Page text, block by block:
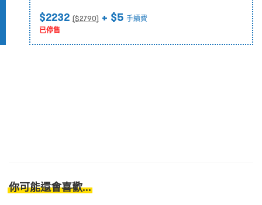
$2232 ($2790) + $5 手續費
已停售
你可能還會喜歡...